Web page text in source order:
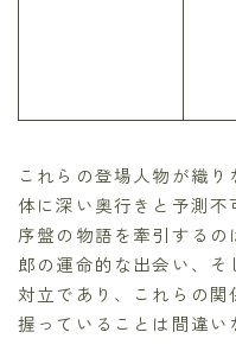
これらの登場人物が織
体に深い奥行きと予測不
序盤の物語を牽引する
郎の運命的な出会い、
対立であり、これらの
握っていることは間違い